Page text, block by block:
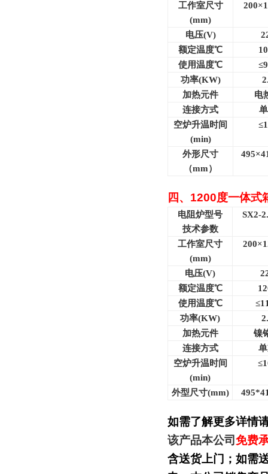
工作室尺寸
(mm)
电压(V)
额定温度℃
使用温度℃
功率(KW)
加热元件
电
连接方式
空炉升温时间
(min)
外形尺寸
（mm）
495
四、 1200度一体式
电阻炉型号
技术参数
SX2-
工作室尺寸
(mm)
电压(V)
额定温度℃
使用温度℃
功率(KW)
加热元件
镍
连接方式
空炉升温时间
(min)
外型尺寸(mm)
如需了解更多详情
该产品本公司免费
含送货上门；如需